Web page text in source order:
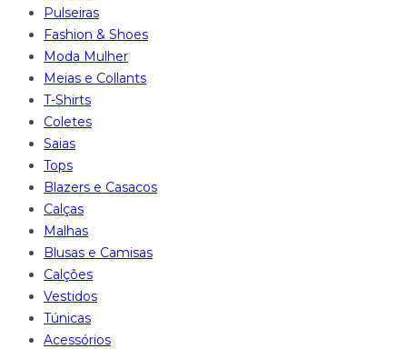
Pulseiras
Fashion & Shoes
Moda Mulher
Meias e Collants
T-Shirts
Coletes
Saias
Tops
Blazers e Casacos
Calças
Malhas
Blusas e Camisas
Calções
Vestidos
Túnicas
Acessórios